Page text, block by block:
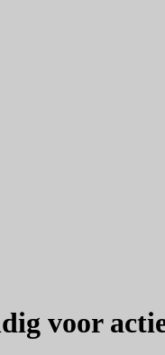
voor